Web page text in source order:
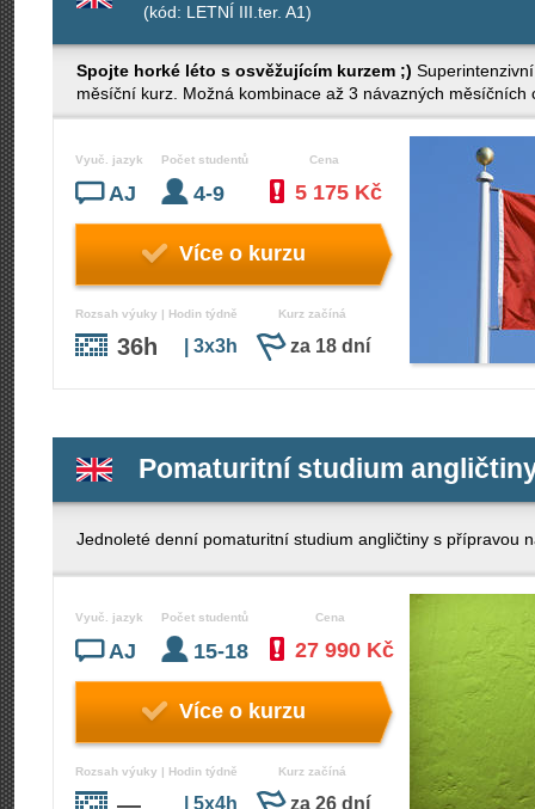
(kód: LETNÍ III.ter. A1)
Spojte horké léto s osvěžujícím kurzem ;)
měsíční kurz. Možná kombinace až 3 návazných
Vyuč. jazyk
AJ
Počet studentů
4-9
Cena
5 175 Kč
Více o kurzu
Rozsah výuky | Hodin týdně
36h | 3x3h
Kurz začíná
za 18 dní
Pomaturitní studium
Jednoleté denní pomaturitní studium angličtiny s přípravou
Vyuč. jazyk
AJ
Počet studentů
15-18
Cena
27 990 Kč
Více o kurzu
Rozsah výuky | Hodin týdně
| 5x4h
Kurz začíná
za 26 dní